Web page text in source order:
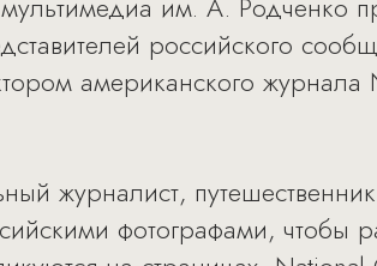
российского
американского
журналист,
фотографами, чтобы